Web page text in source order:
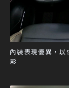
內裝表現優異，
影